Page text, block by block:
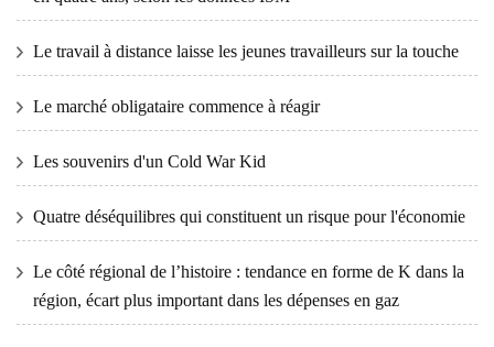
Le travail à distance laisse les jeunes travailleurs sur la touche
Le marché obligataire commence à réagir
Les souvenirs d'un Cold War Kid
Quatre déséquilibres qui constituent un risque pour l'économie
Le côté régional de l’histoire : tendance en forme de K dans la
région, écart plus important dans les dépenses en gaz